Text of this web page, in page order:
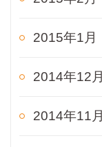
2015年1月
2014年12月
2014年11月